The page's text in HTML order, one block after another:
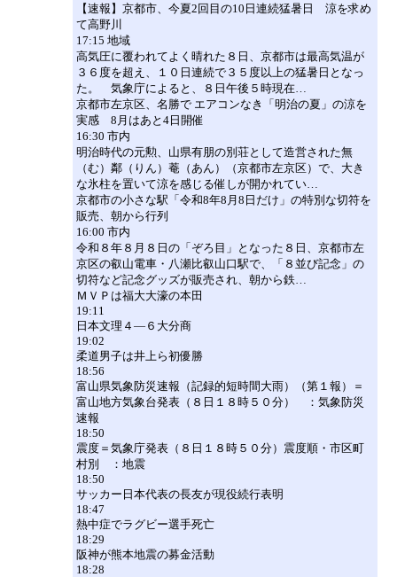
【速報】京都市、今夏2回目の10日連続猛暑日 涼を求め
て高野川
17:15 地域
高気圧に覆われてよく晴れた８日、京都市は最高気温が
３６度を超え、１０日連続で３５度以上の猛暑日となっ
た。 気象庁によると、８日午後５時現在…
京都市左京区、名勝で エアコンなき「明治の夏」の涼を
実感 8月はあと4日開催
16:30 市内
明治時代の元勲、山県有朋の別荘として造営された無
（む）鄰（りん）菴（あん）（京都市左京区）で、大き
な氷柱を置いて涼を感じる催しが開かれてい…
京都市の小さな駅「令和8年8月8日だけ」の特別な切符を
販売、朝から行列
16:00 市内
令和８年８月８日の「ぞろ目」となった８日、京都市左
京区の叡山電車・八瀬比叡山口駅で、「８並び記念」の
切符など記念グッズが販売され、朝から鉄…
ＭＶＰは福大大濠の本田
19:11
日本文理４―６大分商
19:02
柔道男子は井上ら初優勝
18:56
富山県気象防災速報（記録的短時間大雨）（第１報）＝
富山地方気象台発表（８日１８時５０分） ：気象防災
速報
18:50
震度＝気象庁発表（８日１８時５０分）震度順・市区町
村別 ：地震
18:50
サッカー日本代表の長友が現役続行表明
18:47
熱中症でラグビー選手死亡
18:29
阪神が熊本地震の募金活動
18:28